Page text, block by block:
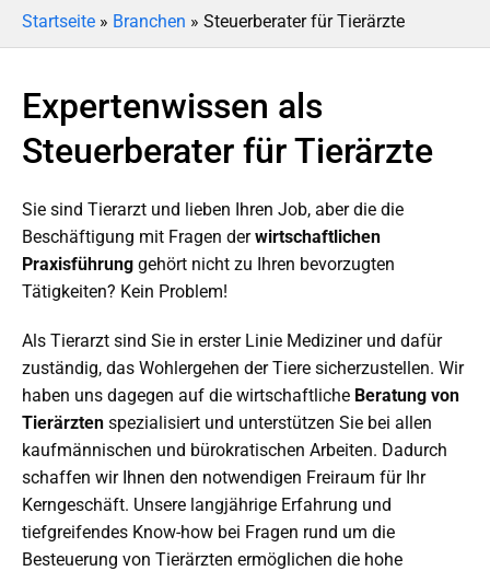
Startseite » Branchen » Steuerberater für Tierärzte
Expertenwissen als
Steuerberater für Tierärzte
Sie sind Tierarzt und lieben Ihren Job, aber die die
Beschäftigung mit Fragen derwirtschaftlichen
Praxisführung gehört nicht zu Ihren bevorzugten
Tätigkeiten? Kein Problem!
Als Tierarzt sind Sie in erster Linie Mediziner und dafür
zuständig, das Wohlergehen der Tiere sicherzustellen. Wir
haben uns dagegen auf die wirtschaftliche Beratung von
Tierärzten spezialisiert und unterstützen Sie bei allen
kaufmännischen und bürokratischen Arbeiten. Dadurch
schaffen wir Ihnen den notwendigen Freiraum für Ihr
Kerngeschäft. Unsere langjährige Erfahrung und
tiefgreifendes Know-how bei Fragen rund um die
Besteuerung von Tierärzten ermöglichen die hohe